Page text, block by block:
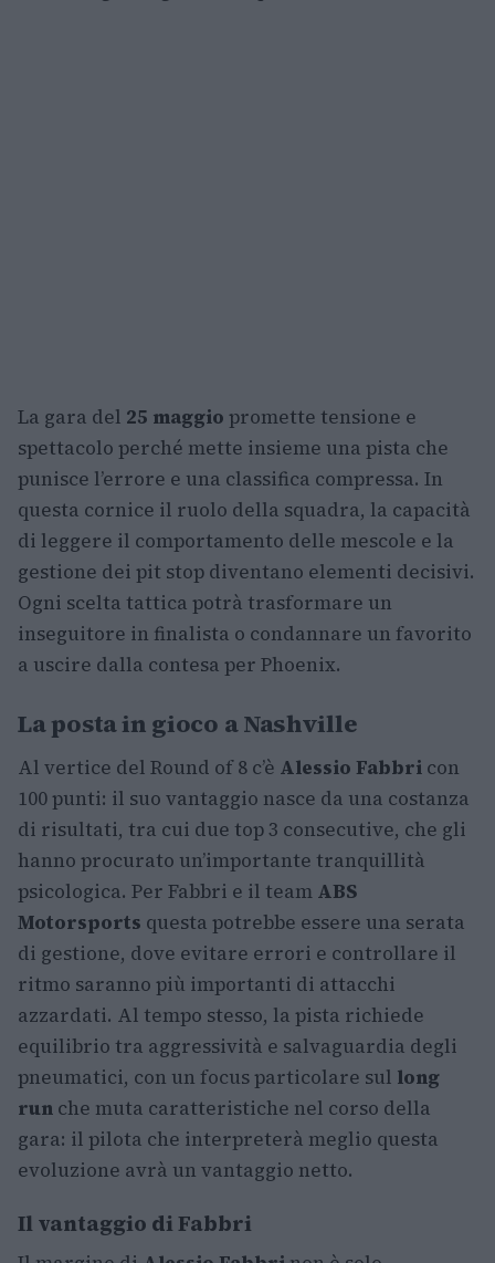
La gara del 25 maggio promette tensione e
spettacolo perché mette insieme una pista che
punisce l’errore e una classifica compressa. In
questa cornice il ruolo della squadra, la capacità
di leggere il comportamento delle mescole e la
gestione dei pit stop diventano elementi decisivi.
Ogni scelta tattica potrà trasformare un
inseguitore in finalista o condannare un favorito
a uscire dalla contesa per Phoenix.
La posta in gioco a Nashville
Al vertice del Round of 8 c’è Alessio Fabbri con
100 punti: il suo vantaggio nasce da una costanza
di risultati, tra cui due top 3 consecutive, che gli
hanno procurato un’importante tranquillità
psicologica. Per Fabbri e il team ABS
Motorsports questa potrebbe essere una serata
di gestione, dove evitare errori e controllare il
ritmo saranno più importanti di attacchi
azzardati. Al tempo stesso, la pista richiede
equilibrio tra aggressività e salvaguardia degli
pneumatici, con un focus particolare sul long
run che muta caratteristiche nel corso della
gara: il pilota che interpreterà meglio questa
evoluzione avrà un vantaggio netto.
Il vantaggio di Fabbri